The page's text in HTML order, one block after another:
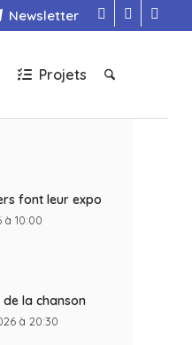
Newsletter
Projets
font leur expo
à 10:00
de la chanson
à 20:30